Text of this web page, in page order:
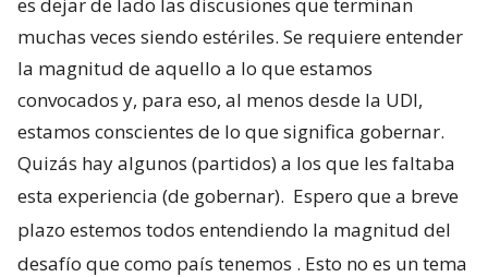
muchas veces siendo estériles. Se requiere entender
la magnitud de aquello a lo que estamos
convocados y, para eso, al menos desde la UDI,
estamos conscientes de lo que significa gobernar.
Quizás hay algunos (partidos) a los que les faltaba
esta experiencia (de gobernar). Espero que a breve
plazo estemos todos entendiendo la magnitud del
desafío que como país tenemos . Esto no es un tema